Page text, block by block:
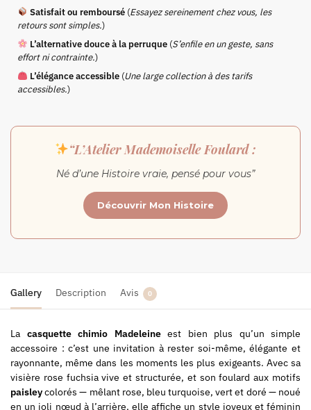
Satisfait ou remboursé(Essayez sereinement chez vous, les
retours sont simples.)
L’alternative douce à la perruque(S’enfile en un geste, sans
effort ni contrainte.)
L’élégance accessible(Une large collection à des tarifs
accessibles.)
“L’Atelier Mademoiselle Foulard :
Né d’une Histoire vraie, pensé pour vous”
Découvrir Mon Histoire
Gallery Description Avis 0
La casquette chimio Madeleineest bien plus qu’un simple
accessoire : c’est une invitation à rester soi-même, élégante et
rayonnante, même dans les moments les plus exigeants. Avec sa
visière rose fuchsia vive et structurée, et son foulard aux motifs
paisleycolorés — mêlant rose, bleu turquoise, vert et doré — noué
en un joli nœud à l’arrière, elle affiche un style joyeux et féminin